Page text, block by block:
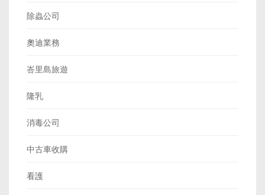
除蟲公司
奧迪業務
峇里島旅遊
隆乳
消毒公司
中古車收購
看護